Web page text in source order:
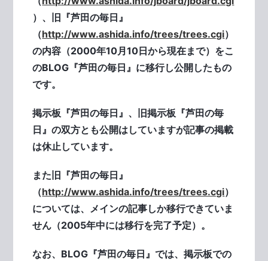
）、旧『芦田の毎日』
（http://www.ashida.info/trees/trees.cgi）
の内容（2000年10月10日から現在まで）をこ
のBLOG『芦田の毎日』に移行し公開したもの
です。
掲示板『芦田の毎日』、旧掲示板『芦田の毎
日』の双方とも公開はしていますが記事の掲載
は休止しています。
また旧『芦田の毎日』
（http://www.ashida.info/trees/trees.cgi）
については、メインの記事しか移行できていま
せん（2005年中には移行を完了予定）。
なお、BLOG『芦田の毎日』では、掲示板での